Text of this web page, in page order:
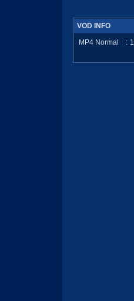
VOD INFO
MP4 Normal
: